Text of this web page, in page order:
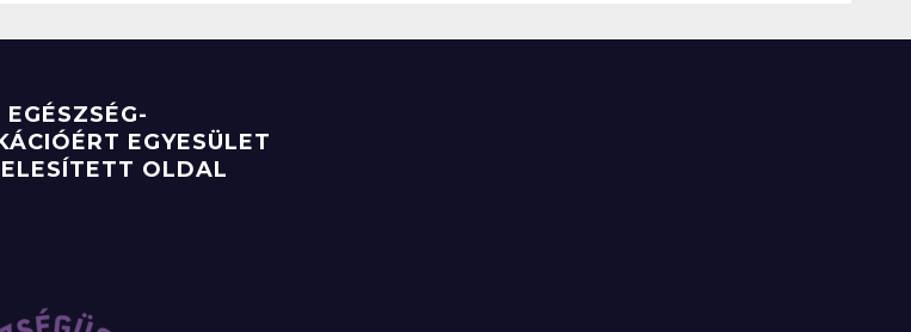
EGYESÜLET
OLDAL